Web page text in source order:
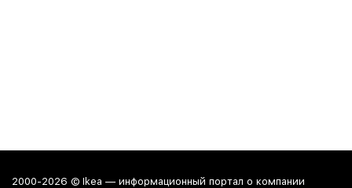
2000-2026 © Ikea — информационный портал о компании